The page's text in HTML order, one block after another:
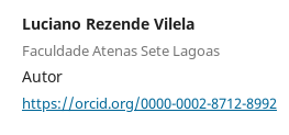
Luciano Rezende Vilela
Faculdade Atenas Sete Lagoas
Autor
https://orcid.org/0000-0002-8712-8992